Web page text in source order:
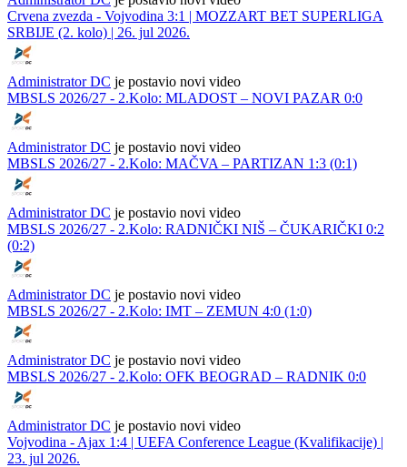
Crvena zvezda - Vojvodina 3:1 | MOZZART BET SUPERLIGA
SRBIJE (2. kolo) | 26. jul 2026.
Administrator DC je postavio novi video
MBSLS 2026/27 - 2.Kolo: MLADOST – NOVI PAZAR 0:0
Administrator DC je postavio novi video
MBSLS 2026/27 - 2.Kolo: MAČVA – PARTIZAN 1:3 (0:1)
Administrator DC je postavio novi video
MBSLS 2026/27 - 2.Kolo: RADNIČKI NIŠ – ČUKARIČKI 0:2
(0:2)
Administrator DC je postavio novi video
MBSLS 2026/27 - 2.Kolo: IMT – ZEMUN 4:0 (1:0)
Administrator DC je postavio novi video
MBSLS 2026/27 - 2.Kolo: OFK BEOGRAD – RADNIK 0:0
Administrator DC je postavio novi video
Vojvodina - Ajax 1:4 | UEFA Conference League (Kvalifikacije) |
23. jul 2026.